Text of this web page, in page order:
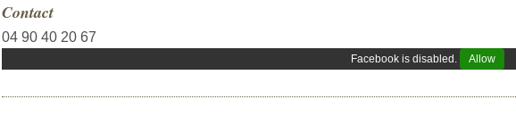
Contact
04 90 40 20 67
Facebook is disabled. Allow